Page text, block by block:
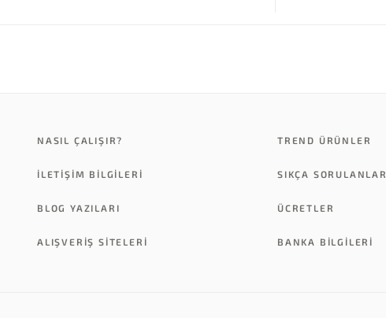
NASIL ÇALIŞIR? TREND ÜRÜNLER
İLETİŞİM BİLGİLERİ SIKÇA SORULANLAR
BLOG YAZILARI ÜCRETLER
ALIŞVERİŞ SİTELERİ BANKA BILGILERI